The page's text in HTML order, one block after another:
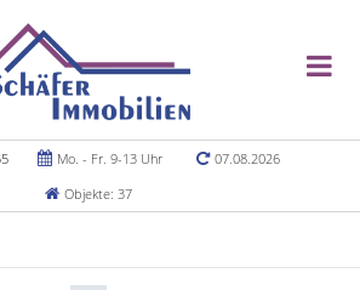
Mo. - Fr. 9-13 Uhr
07.08.2026
Objekte: 37